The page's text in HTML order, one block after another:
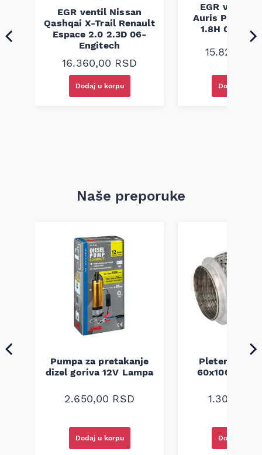
EGR ventil Nissan
Qashqai X-Trail Renault
Espace 2.0 2.3D 06-
Engitech
16.360,00 RSD
Dodaj u korpu
EGR ventil
Auris Prius
1.8H 08-
15.820,00
Dodaj u
Naše preporuke
Pumpa za pretakanje
dizel goriva 12V Lampa
2.650,00 RSD
Dodaj u korpu
Pletenica
60x100
1.300,00
Dodaj u